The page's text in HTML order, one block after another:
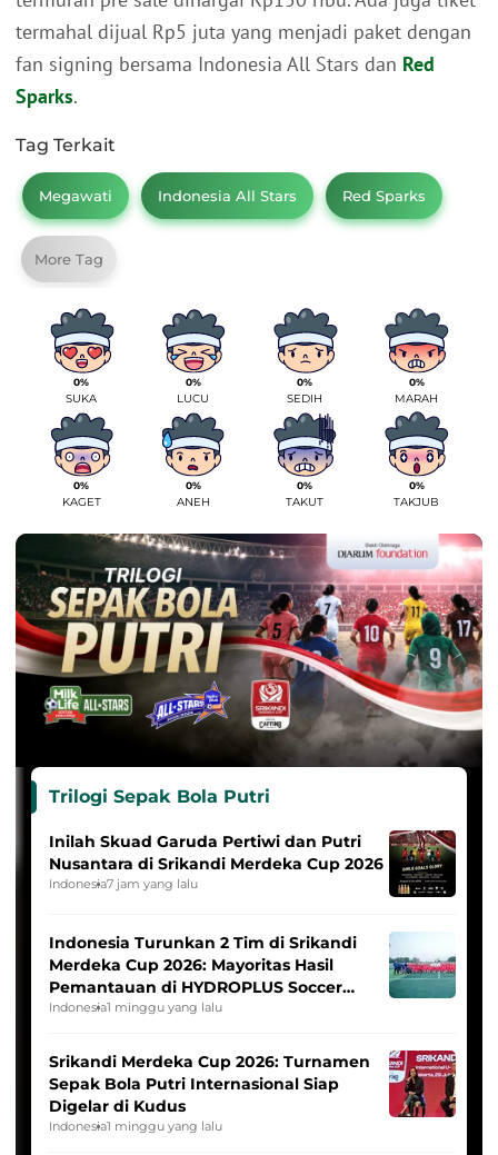
termahal dijual Rp5 juta yang menjadi paket dengan
fan signing bersama Indonesia All Stars dan Red
Sparks.
Tag Terkait
Megawati Indonesia All Stars Red Sparks
More Tag
0%
SUKA
0%
LUCU
0%
SEDIH
0%
MARAH
0%
KAGET
0%
ANEH
0%
TAKUT
0%
TAKJUB
Trilogi Sepak Bola Putri
Inilah Skuad Garuda Pertiwi dan Putri
Nusantara di Srikandi Merdeka Cup 2026
Indonesia7 jam yang lalu
Indonesia Turunkan 2 Tim di Srikandi
Merdeka Cup 2026: Mayoritas Hasil
Pemantauan di HYDROPLUS Soccer
League
Indonesia1 minggu yang lalu
Srikandi Merdeka Cup 2026: Turnamen
Sepak Bola Putri Internasional Siap
Digelar di Kudus
Indonesia1 minggu yang lalu